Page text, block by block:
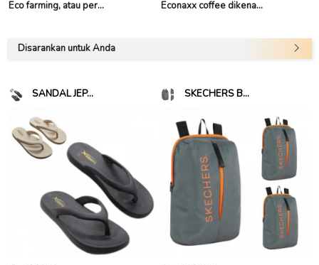
Eco farming, atau per...
Econaxx coffee dikena...
Disarankan untuk Anda
SANDAL JEP... SKECHERS B...